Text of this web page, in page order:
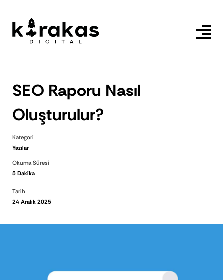
SEO Raporu Nasıl
Oluşturulur?
Kategori
Yazılar
Okuma Süresi
5 Dakika
Tarih
24 Aralık 2025